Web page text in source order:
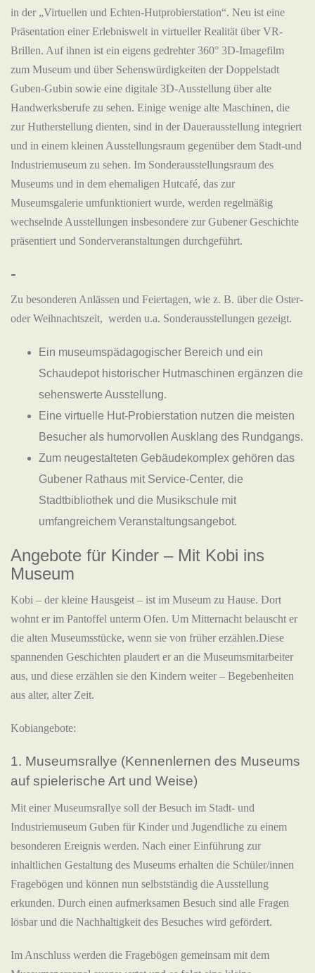
in der „Virtuellen und Echten-Hutprobierstation“. Neu ist eine
Präsentation einer Erlebniswelt in virtueller Realität über VR-
Brillen. Auf ihnen ist ein eigens gedrehter 360° 3D-Imagefilm
zum Museum und über Sehenswürdigkeiten der Doppelstadt
Guben-Gubin sowie eine digitale 3D-Ausstellung über alte
Handwerksberufe zu sehen. Einige wenige alte Maschinen, die
zur Hutherstellung dienten, sind in der Dauerausstellung integriert
und in einem kleinen Ausstellungsraum gegenüber dem Stadt-und
Industriemuseum zu sehen. Im Sonderausstellungsraum des
Museums und in dem ehemaligen Hutcafé, das zur
Museumsgalerie umfunktioniert wurde, werden regelmäßig
wechselnde Ausstellungen insbesondere zur Gubener Geschichte
präsentiert und Sonderveranstaltungen durchgeführt.
-
Zu besonderen Anlässen und Feiertagen, wie z. B. über die Oster-
oder Weihnachtszeit, werden u.a. Sonderausstellungen gezeigt.
Ein museumspädagogischer Bereich und ein
Schaudepot historischer Hutmaschinen ergänzen die
sehenswerte Ausstellung.
Eine virtuelle Hut-Probierstation nutzen die meisten
Besucher als humorvollen Ausklang des Rundgangs.
Zum neugestalteten Gebäudekomplex gehören das
Gubener Rathaus mit Service-Center, die
Stadtbibliothek und die Musikschule mit
umfangreichem Veranstaltungsangebot.
Angebote für Kinder – Mit Kobi ins
Museum
Kobi – der kleine Hausgeist – ist im Museum zu Hause. Dort
wohnt er im Pantoffel unterm Ofen. Um Mitternacht belauscht er
die alten Museumsstücke, wenn sie von früher erzählen.Diese
spannenden Geschichten plaudert er an die Museumsmitarbeiter
aus, und diese erzählen sie den Kindern weiter – Begebenheiten
aus alter, alter Zeit.
Kobiangebote:
1. Museumsrallye (Kennenlernen des Museums
auf spielerische Art und Weise)
Mit einer Museumsrallye soll der Besuch im Stadt- und
Industriemuseum Guben für Kinder und Jugendliche zu einem
besonderen Ereignis werden. Nach einer Einführung zur
inhaltlichen Gestaltung des Museums erhalten die Schüler/innen
Fragebögen und können nun selbstständig die Ausstellung
erkunden. Durch einen aufmerksamen Besuch sind alle Fragen
lösbar und die Nachhaltigkeit des Besuches wird gefördert.
Im Anschluss werden die Fragebögen gemeinsam mit dem